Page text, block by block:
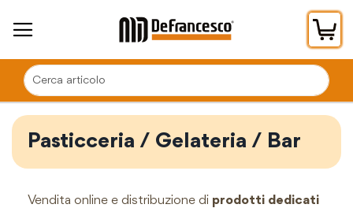
Pasticceria / Gelateria / Bar
Vendita online e distribuzione di prodotti dedicati